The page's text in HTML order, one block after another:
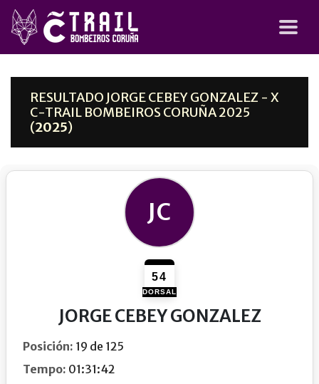
RESULTADO JORGE CEBEY GONZALEZ - X
C-TRAIL BOMBEIROS CORUÑA 2025
(2025)
JC
54
DORSAL
JORGE CEBEY GONZALEZ
Posición: 19 de 125
Tempo: 01:31:42